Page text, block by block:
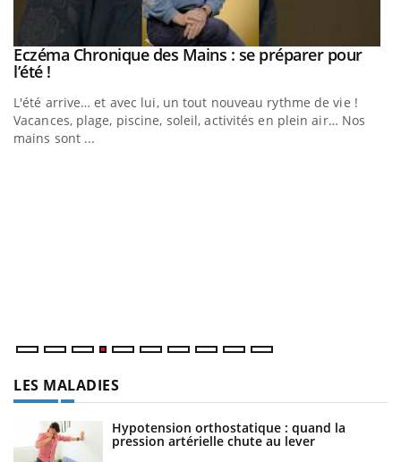
Youtube
Eczéma Chronique des Mains : se préparer pour
l’été !Youtube
L'été arrive… et avec lui, un tout nouveau rythme de vie !
Vacances, plage, piscine, soleil, activités en plein air… Nos
mains sont ...
LES MALADIES
Hypotension orthostatique : quand la
pression artérielle chute au lever